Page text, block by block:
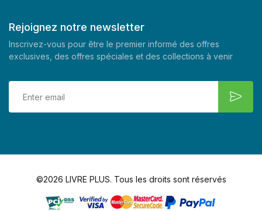
Rejoignez notre newsletter
Inscrivez-vous pour être le premier informé des offres
exclusives, des offres spéciales et des collections à venir
©2026 LIVRE PLUS. Tous les droits sont réservés